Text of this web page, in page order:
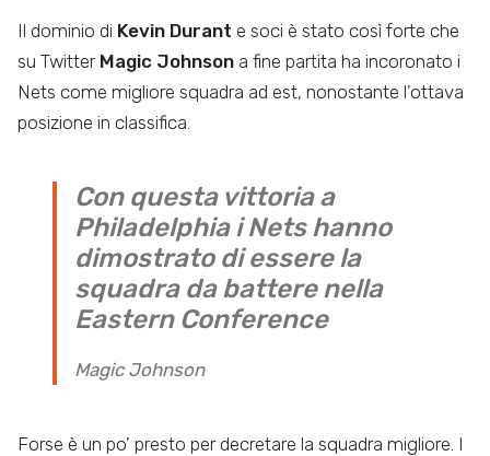
Il dominio di Kevin Durant e soci è stato così forte che
su Twitter Magic Johnson a fine partita ha incoronato i
Nets come migliore squadra ad est, nonostante l’ottava
posizione in classifica.
Con questa vittoria a
Philadelphia i Nets hanno
dimostrato di essere la
squadra da battere nella
Eastern Conference
Magic Johnson
Forse è un po’ presto per decretare la squadra migliore. I